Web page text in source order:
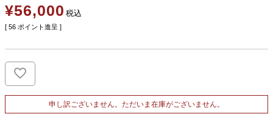
¥56,000 税込
[ 56 ポイント進呈 ]
申し訳ございません。ただいま在庫がございません。